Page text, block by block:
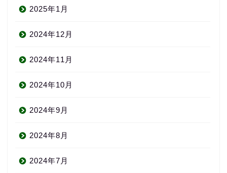
2025年1月
2024年12月
2024年11月
2024年10月
2024年9月
2024年8月
2024年7月